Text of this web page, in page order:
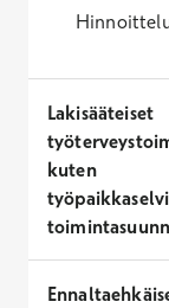
Lakisääteiset
kuten